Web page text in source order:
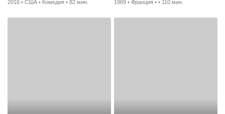
2016 • США • Комедия • 82 мин. 1969 • Франция • • 110 мин.